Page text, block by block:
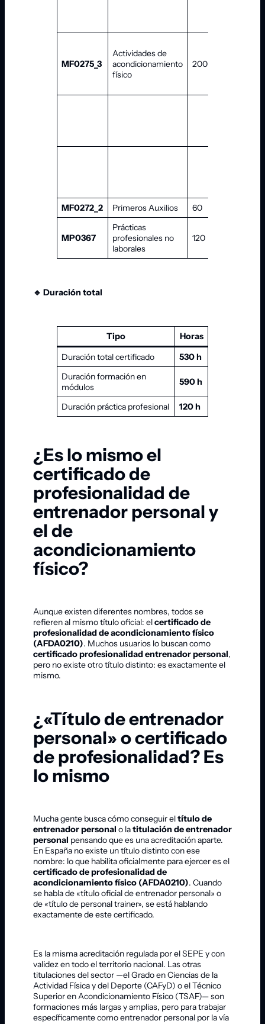
MF0275_3
Actividades de
acondicionamiento
físico
200
MF0272_2 Primeros Auxilios 60
MP0367
Prácticas
profesionales no
laborales
120
🔹 Duración total
Tipo
Horas
Duración total certificado
530 h
Duración formación en
módulos
590 h
Duración práctica profesional 120 h
¿Es lo mismo el
certificado de
profesionalidad de
entrenador personal y
el de
acondicionamiento
físico?
Aunque existen diferentes nombres, todos se
refieren al mismo título oficial: elcertificado de
profesionalidad de acondicionamiento físico
(AFDA0210). Muchos usuarios lo buscan como
certificado profesionalidad entrenador personal,
pero no existe otro título distinto: es exactamente el
mismo.
¿«Título de entrenador
personal» o certificado
de profesionalidad? Es
lo mismo
Mucha gente busca cómo conseguir eltítulo de
entrenador personal o latitulación de entrenador
personal pensando que es una acreditación aparte.
En España no existe un título distinto con ese
nombre: lo que habilita oficialmente para ejercer es el
certificado de profesionalidad de
acondicionamiento físico (AFDA0210). Cuando
se habla de «título oficial de entrenador personal» o
de «título de personal trainer», se está hablando
exactamente de este certificado.
Es la misma acreditación regulada por el SEPE y con
validez en todo el territorio nacional. Las otras
titulaciones del sector —el Grado en Ciencias de la
Actividad Física y del Deporte (CAFyD) o el Técnico
Superior en Acondicionamiento Físico (TSAF)— son
formaciones más largas y amplias, pero para trabajar
específicamente como entrenador personal por la vía